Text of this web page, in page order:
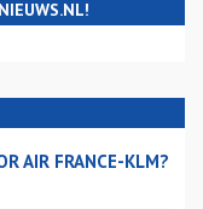
AIR FRANCE-KLM?